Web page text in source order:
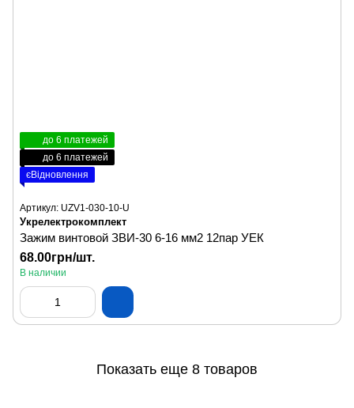
до 6 платежей
до 6 платежей
єВідновлення
Артикул: UZV1-030-10-U
Укрелектрокомплект
Зажим винтовой ЗВИ-30 6-16 мм2 12пар УЕК
68.00грн/шт.
В наличии
Показать еще 8 товаров